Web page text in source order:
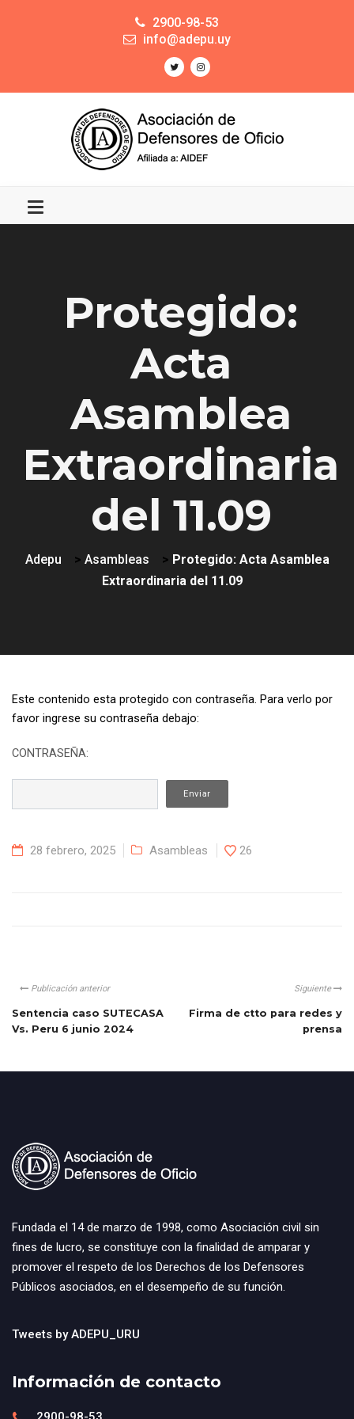
2900-98-53
info@adepu.uy
Protegido:
Acta
Asamblea
Extraordinaria
del 11.09
Adepu > Asambleas > Protegido: Acta Asamblea
Extraordinaria del 11.09
Este contenido esta protegido con contraseña. Para verlo por
favor ingrese su contraseña debajo:
CONTRASEÑA:
28 febrero, 2025 Asambleas 26
Publicación anterior
Sentencia caso SUTECASA
Vs. Peru 6 junio 2024
Siguiente
Firma de ctto para redes y
prensa
Fundada el 14 de marzo de 1998, como Asociación civil sin
fines de lucro, se constituye con la finalidad de amparar y
promover el respeto de los Derechos de los Defensores
Públicos asociados, en el desempeño de su función.
Tweets by ADEPU_URU
Información de contacto